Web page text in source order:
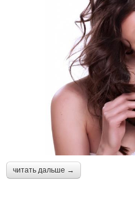
читать дальше →